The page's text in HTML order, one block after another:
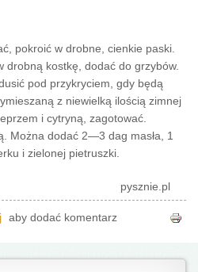
pokroić w drobne, cienkie paski.
drobną kostkę, dodać do grzybów.
pod przykryciem, gdy będą
z niewielką ilością zimnej
i cytryną, zagotować.
Można dodać 2—3 dag masła, 1
i zielonej pietruszki.
pysznie.pl
aby dodać komentarz